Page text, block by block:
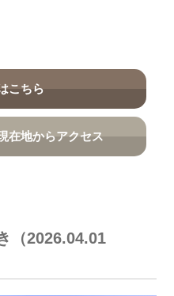
こちら
在地からアクセス
（2026.04.01